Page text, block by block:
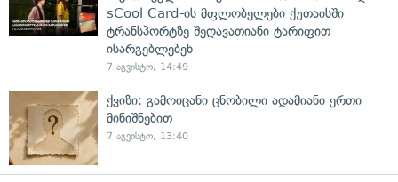
sCool Card-ის მფლობელები ქუთაისში
ტრანსპორტზე შეღავათიანი ტარიფით
ისარგებლებენ
7 აგვისტო, 14:49
ქვიზი: გამოიცანი ცნობილი ადამიანი ერთი
მინიშნებით
7 აგვისტო, 13:40